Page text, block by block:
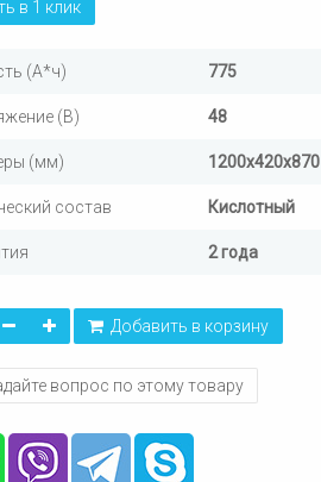
в 1 клик
(А*ч) 775
(В) 48
(мм) 1200х420х870
состав Кислотный
2 года
Добавить в корзину
вопрос по этому товару